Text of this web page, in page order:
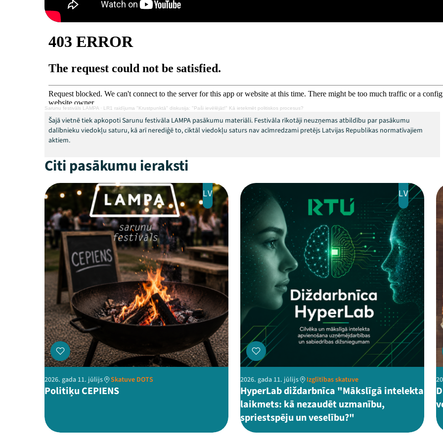
Sarunu festivāls LAMPA · LR1 raidījuma "Krustpunktā" diskusija: "Paši ievēlējāt!" Kā ietekmēt politiskos procesus?
Šajā vietnē tiek apkopoti Sarunu festivāla LAMPA pasākumu materiāli. Festivāla rīkotāji neuzņemas atbildību par pasākumu
dalībnieku viedokļu saturu, kā arī nerediģē to, ciktāl viedokļu saturs nav acīmredzami pretējs Latvijas Republikas normatīvajiem
aktiem.
Citi pasākumu ieraksti
LV
2026. gada 11. jūlijs Skatuve DOTS
Politiķu CEPIENS
LV
2026. gada 11. jūlijs Izglītības skatuve
HyperLab diždarbnīca "Mākslīgā intelekta
laikmets: kā nezaudēt uzmanību,
spriestspēju un veselību?"